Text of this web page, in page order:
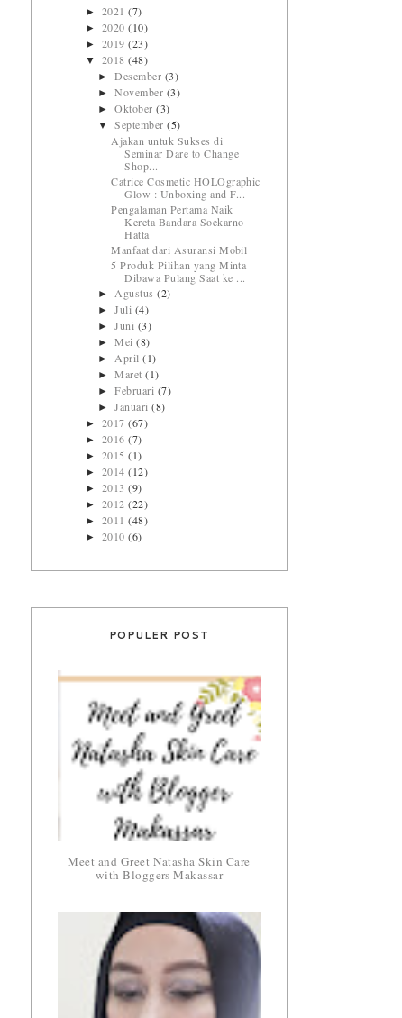
► 2021(7)
► 2020(10)
► 2019(23)
▼ 2018(48)
►Desember (3)
►November (3)
►Oktober(3)
▼September(5)
Ajakan untuk Sukses di
Seminar Dare to Change
Shop...
Catrice Cosmetic HOLOgraphic
Glow : Unboxing and F...
Pengalaman Pertama Naik
Kereta Bandara Soekarno
Hatta
Manfaat dari Asuransi Mobil
5 Produk Pilihan yang Minta
Dibawa Pulang Saat ke ...
►Agustus(2)
►Juli (4)
►Juni (3)
►Mei(8)
►April(1)
►Maret(1)
►Februari (7)
►Januari(8)
► 2017(67)
► 2016(7)
► 2015(1)
► 2014(12)
► 2013(9)
► 2012(22)
► 2011(48)
► 2010(6)
POPULER POST
Meet and Greet Natasha Skin Care
with Bloggers Makassar